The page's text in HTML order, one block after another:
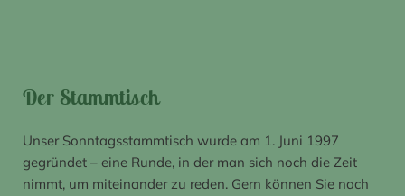
Der Stammtisch
Unser Sonntagsstammtisch wurde am 1. Juni 1997
gegründet – eine Runde, in der man sich noch die Zeit
nimmt, um miteinander zu reden. Gern können Sie nach